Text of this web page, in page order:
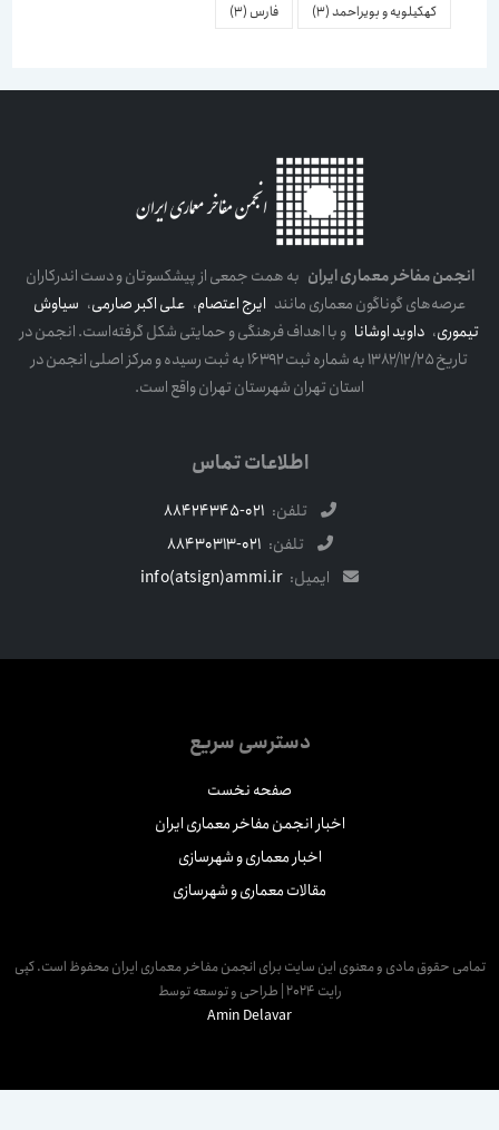
کهکیلویه و بویراحمد(3) فارس(3)
انجمن مفاخر معماری ایرانبه همت جمعی از پیشکسوتان و دست اندرکاران
عرصه‌های گوناگون معماری مانندایرج اعتصام،علی اکبر صارمی،سیاوش
تیموری،داوید اوشاناو با اهداف فرهنگی و حمایتی شکل گرفته‌است. انجمن در
تاریخ ۱۳۸۲/۱۲/۲۵ به شماره ثبت ۱۶۳۹۲ به ثبت رسیده و مرکز اصلی انجمن در
استان تهران شهرستان تهران واقع است.
اطلاعات تماس
تلفن: 021-88424345
تلفن: 021-88430313
ایمیل: info(atsign)ammi.ir
دسترسی سریع
صفحه نخست
اخبار انجمن مفاخر معماری ایران
اخبار معماری و شهرسازی
مقالات معماری و شهرسازی
حقوق مادی و معنوی این سایت برای انجمن مفاخر معماری ایران محفوظ است. کپی
رایت 2024 | طراحی و توسعه توسط
Amin Delavar